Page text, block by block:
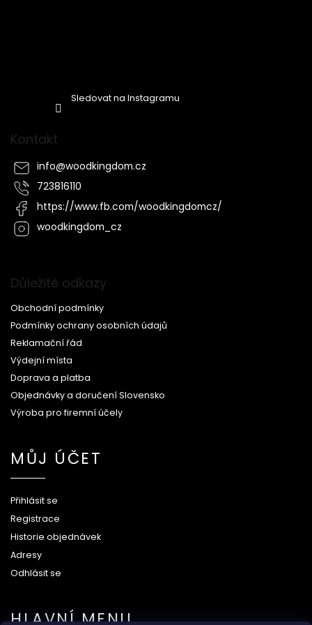
Sledovat na Instagramu
Kontakt
info@woodkingdom.cz
723816110
https://www.fb.com/woodkingdomcz/
woodkingdom_cz
Důležité odkazy
Obchodní podmínky
Podmínky ochrany osobních údajů
Reklamační řád
Výdejní místa
Doprava a platba
Objednávky a doručení Slovensko
Výroba pro firemní účely
MŮJ ÚČET
Přihlásit se
Registrace
Historie objednávek
Adresy
Odhlásit se
HLAVNÍ MENU